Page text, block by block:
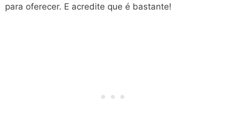
para oferecer. E acredite que é bastante!